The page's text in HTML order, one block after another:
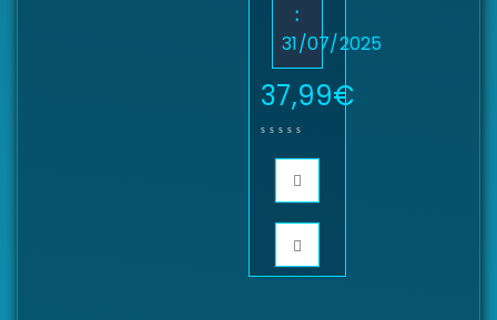
:
31/07/2025
37,99€